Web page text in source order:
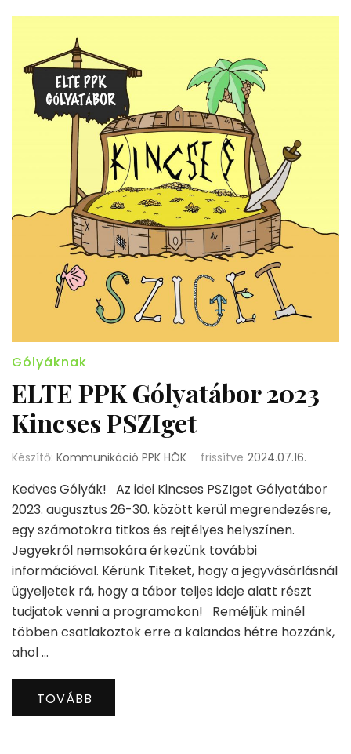
Gólyáknak
ELTE PPK Gólyatábor 2023
Kincses PSZIget
Készítő: Kommunikáció PPK HÖK frissítve 2024.07.16.
Kedves Gólyák! Az idei Kincses PSZIget Gólyatábor
2023. augusztus 26-30. között kerül megrendezésre,
egy számotokra titkos és rejtélyes helyszínen.
Jegyekről nemsokára érkezünk további
információval. Kérünk Titeket, hogy a jegyvásárlásnál
ügyeljetek rá, hogy a tábor teljes ideje alatt részt
tudjatok venni a programokon! Reméljük minél
többen csatlakoztok erre a kalandos hétre hozzánk,
ahol …
TOVÁBB